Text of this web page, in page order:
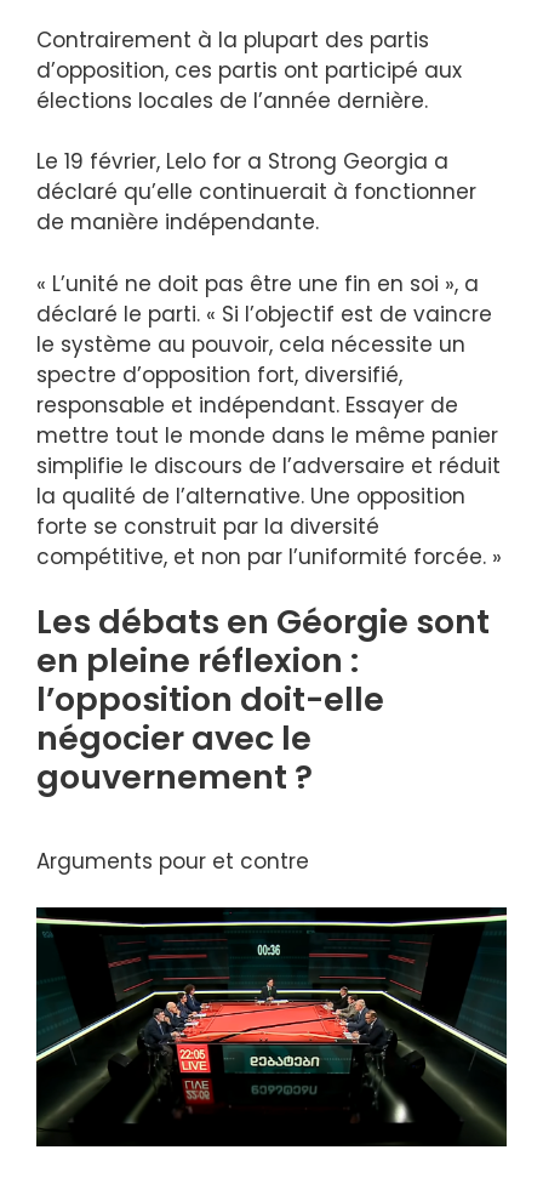
Contrairement à la plupart des partis
d’opposition, ces partis ont participé aux
élections locales de l’année dernière.
Le 19 février, Lelo for a Strong Georgia a
déclaré qu’elle continuerait à fonctionner
de manière indépendante.
« L’unité ne doit pas être une fin en soi », a
déclaré le parti. « Si l’objectif est de vaincre
le système au pouvoir, cela nécessite un
spectre d’opposition fort, diversifié,
responsable et indépendant. Essayer de
mettre tout le monde dans le même panier
simplifie le discours de l’adversaire et réduit
la qualité de l’alternative. Une opposition
forte se construit par la diversité
compétitive, et non par l’uniformité forcée. »
Les débats en Géorgie sont
en pleine réflexion :
l’opposition doit-elle
négocier avec le
gouvernement ?
Arguments pour et contre